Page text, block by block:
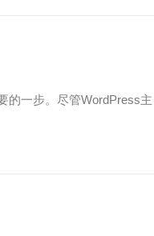
的一步。尽管WordPress主